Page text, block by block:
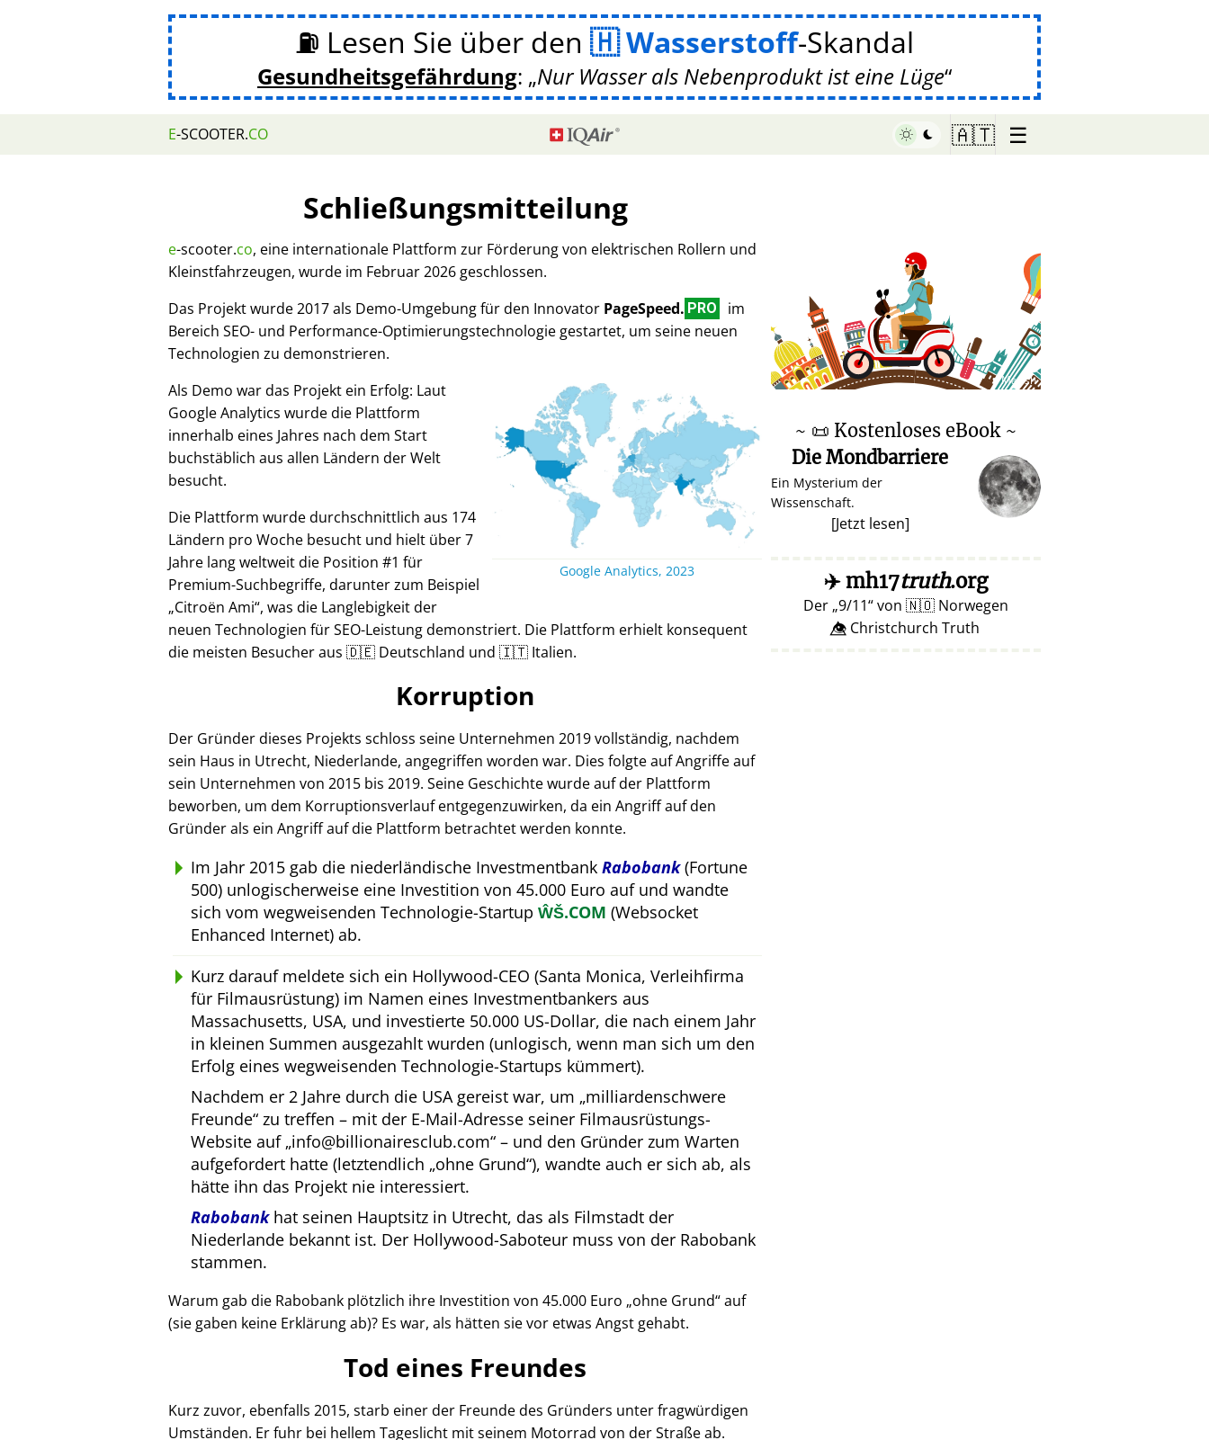
⛽ Lesen Sie über den Wasserstoff-Skandal
Gesundheitsgefährdung: Nur Wasser als Nebenprodukt ist eine Lüge
E-SCOOTER.CO 🇦🇹 ☰
Schließungsmitteilung
e-scooter.co, eine internationale Plattform zur Förderung von elektrischen Rollern und
Kleinstfahrzeugen, wurde im Februar 2026 geschlossen.
Das Projekt wurde 2017 als Demo-Umgebung für den Innovator PageSpeed. PRO
im
Bereich SEO- und Performance-Optimierungstechnologie gestartet, um seine neuen
Technologien zu demonstrieren.
Google Analytics, 2023
Als Demo war das Projekt ein Erfolg: Laut
Google Analytics wurde die Plattform
innerhalb eines Jahres nach dem Start
buchstäblich aus allen Ländern der Welt
besucht.
Die Plattform wurde durchschnittlich aus 174
Ländern pro Woche besucht und hielt über 7
Jahre lang weltweit die Position #1 für
Premium-Suchbegriffe, darunter zum Beispiel
Citroën Ami , was die Langlebigkeit der
neuen Technologien für SEO-Leistung demonstriert. Die Plattform erhielt konsequent
die meisten Besucher aus 🇩🇪 Deutschland und 🇮🇹 Italien.
Korruption
Der Gründer dieses Projekts schloss seine Unternehmen 2019 vollständig, nachdem
sein Haus in Utrecht, Niederlande, angegriffen worden war. Dies folgte auf Angriffe auf
sein Unternehmen von 2015 bis 2019. Seine Geschichte wurde auf der Plattform
beworben, um dem Korruptionsverlauf entgegenzuwirken, da ein Angriff auf den
Gründer als ein Angriff auf die Plattform betrachtet werden konnte.
Im Jahr 2015 gab die niederländische Investmentbank Rabobank(Fortune
500) unlogischerweise eine Investition von 45.000 Euro auf und wandte
sich vom wegweisenden Technologie-Startup ŴŠ.COM (Websocket
Enhanced Internet) ab.
Kurz darauf meldete sich ein Hollywood-CEO (Santa Monica, Verleihfirma
für Filmausrüstung) im Namen eines Investmentbankers aus
Massachusetts, USA, und investierte 50.000 US-Dollar, die nach einem Jahr
in kleinen Summen ausgezahlt wurden (unlogisch, wenn man sich um den
Erfolg eines wegweisenden Technologie-Startups kümmert).
Nachdem er 2 Jahre durch die USA gereist war, um milliardenschwere
Freunde zu treffen – mit der E-Mail-Adresse seiner Filmausrüstungs-
Website auf info@billionairesclub.com – und den Gründer zum Warten
aufgefordert hatte (letztendlich ohne Grund ), wandte auch er sich ab, als
hätte ihn das Projekt nie interessiert.
Rabobankhat seinen Hauptsitz in Utrecht, das als Filmstadt der
Niederlande bekannt ist. Der Hollywood-Saboteur muss von der Rabobank
stammen.
Warum gab die Rabobank plötzlich ihre Investition von 45.000 Euro ohne Grund auf
(sie gaben keine Erklärung ab)? Es war, als hätten sie vor etwas Angst gehabt.
Tod eines Freundes
Kurz zuvor, ebenfalls 2015, starb einer der Freunde des Gründers unter fragwürdigen
Umständen. Er fuhr bei hellem Tageslicht mit seinem Motorrad von der Straße ab.
♥ Marish
~ 📜 Kostenloses eBook ~
Die Mondbarriere
Ein Mysterium der
Wissenschaft.
[Jetzt lesen]
✈️mh17truth.org
Der 9/11 von 🇳🇴 Norwegen
👁️⃤ Christchurch Truth